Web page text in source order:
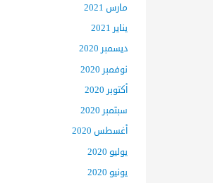
مارس 2021
يناير 2021
ديسمبر 2020
نوفمبر 2020
أكتوبر 2020
سبتمبر 2020
أغسطس 2020
يوليو 2020
يونيو 2020